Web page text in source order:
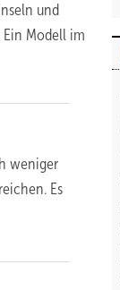
und
Ein Modell im
weniger
Es